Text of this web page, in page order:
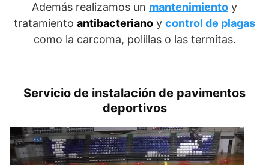
Además realizamos un mantenimiento y
tratamiento antibacteriano y control de plagas
como la carcoma, polillas o las termitas.
Servicio de instalación de pavimentos
deportivos